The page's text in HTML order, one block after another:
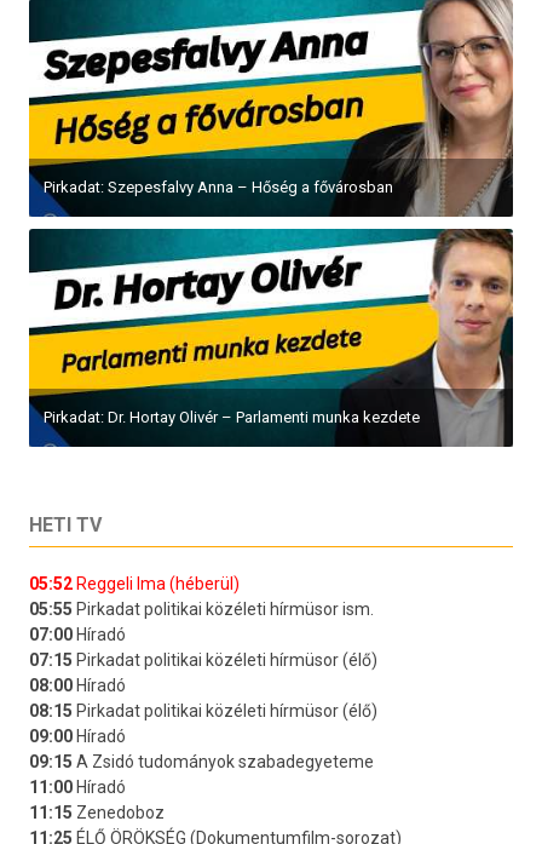
Pirkadat: Szepesfalvy Anna – Hőség a fővárosban
Pirkadat: Dr. Hortay Olivér – Parlamenti munka kezdete
HETI TV